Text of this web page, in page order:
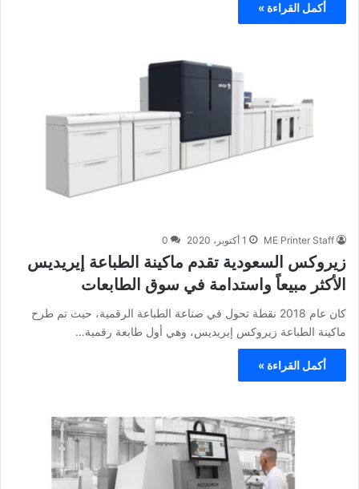
أكمل القراءة »
ME Printer Staff 1 أكتوبر، 2020 0
زيروكس السعودية تقدم ماكينة الطباعة إيريديس
الأكثر مبيعاً واستدامة في سوق الطابعات
كان عام 2018 نقطة تحول في صناعة الطباعة الرقمية، حيث تم طرح
ماكينة الطباعة زيروكس إيريديس، وهي أول طابعة رقمية…
أكمل القراءة »